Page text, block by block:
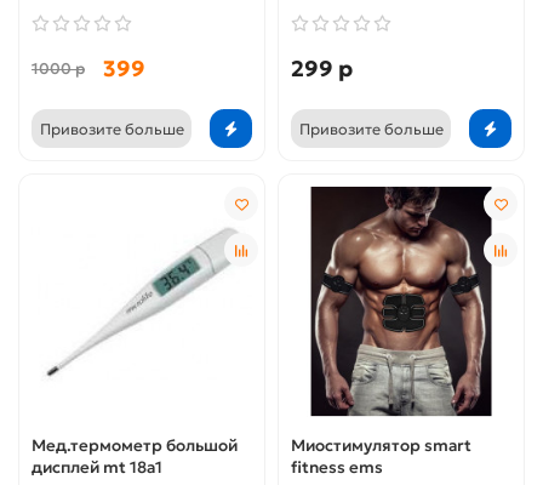
1000 р 399
Привозите больше
299 р
Привозите больше
Мед.термометр большой
дисплей mt 18a1
Миостимулятор smart
fitness ems